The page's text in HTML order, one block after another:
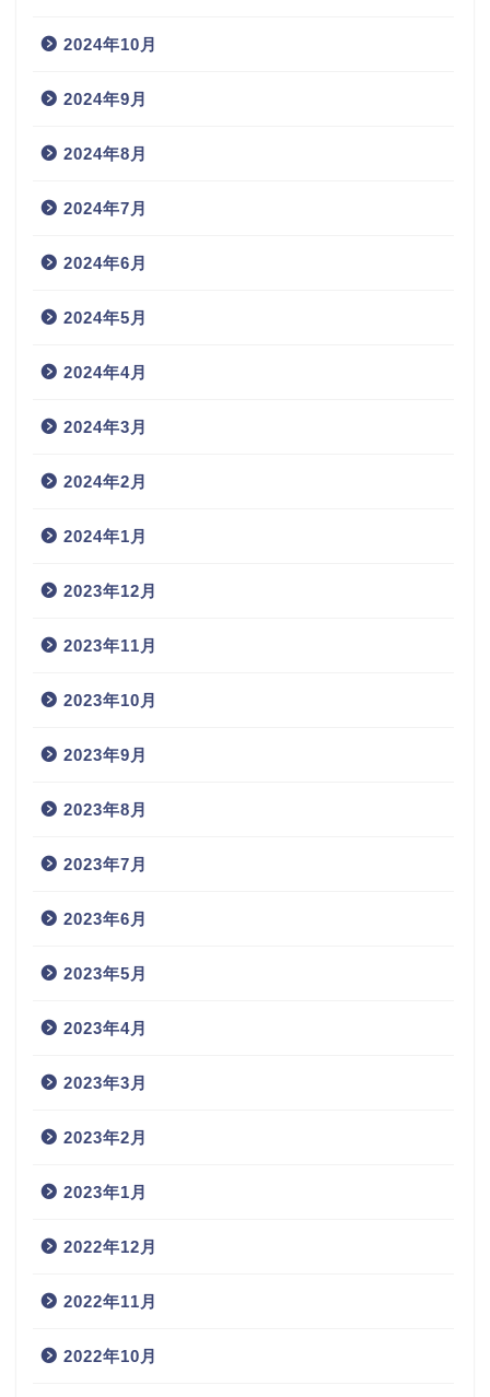
2024年10月
2024年9月
2024年8月
2024年7月
2024年6月
2024年5月
2024年4月
2024年3月
2024年2月
2024年1月
2023年12月
2023年11月
2023年10月
2023年9月
2023年8月
2023年7月
2023年6月
2023年5月
2023年4月
2023年3月
2023年2月
2023年1月
2022年12月
2022年11月
2022年10月